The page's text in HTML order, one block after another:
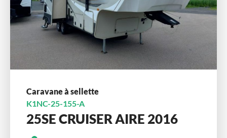
Caravane à sellette
K1NC-25-155-A
25SE CRUISER AIRE 2016